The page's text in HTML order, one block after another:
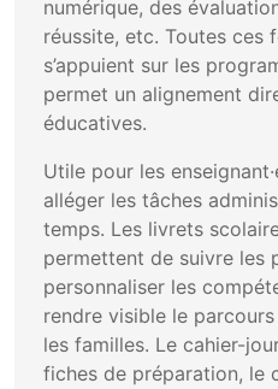
numérique, des
réussite, etc. Toutes ces
s’appuient sur les
permet un alignement
éducatives.
Utile pour les
alléger les tâches
temps. Les livrets
permettent de suivre les
personnaliser les
rendre visible le
les familles. Le cahier-
fiches de préparation, le